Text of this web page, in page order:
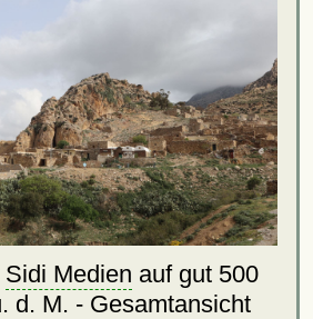
Sidi Medien auf gut 500
d. M. - Gesamtansicht